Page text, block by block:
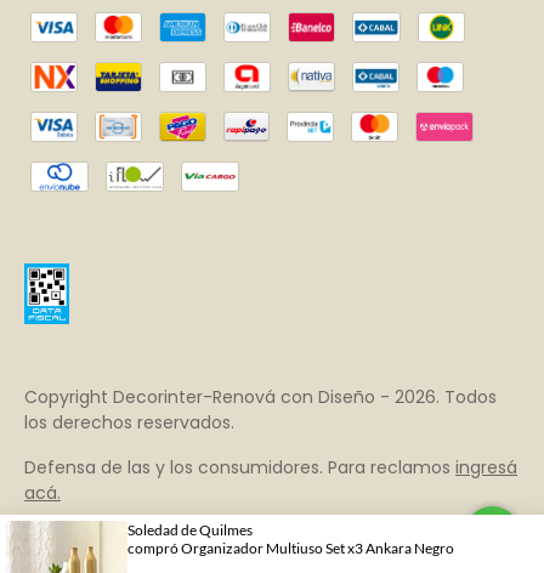
Copyright Decorinter-Renová con Diseño - 2026. Todos
los derechos reservados.
Defensa de las y los consumidores. Para reclamos ingresá
acá.
Botón de arrepentimiento